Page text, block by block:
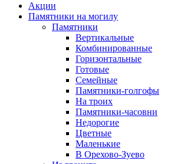
Акции
Памятники на могилу
Памятники
Вертикальные
Комбинированные
Горизонтальные
Готовые
Семейные
Памятники-голгофы
На троих
Памятники-часовни
Недорогие
Цветные
Маленькие
В Орехово-Зуево